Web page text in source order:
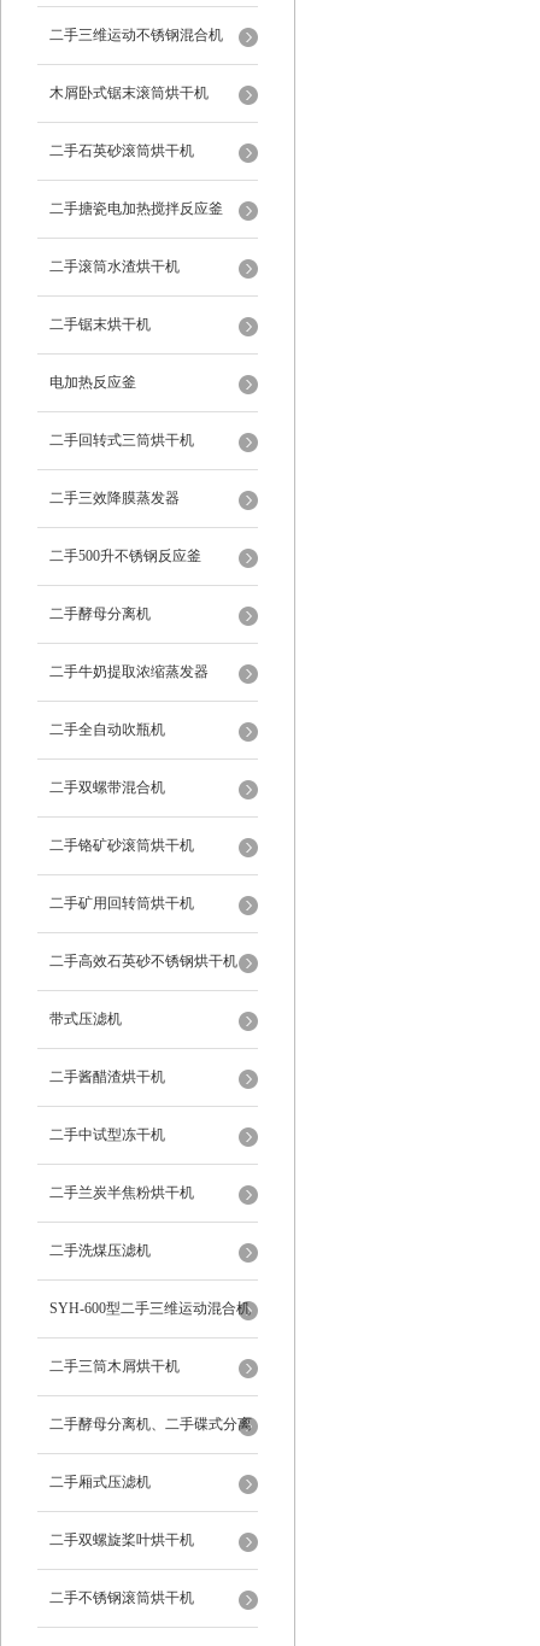
二手三维运动不锈钢混合机
木屑卧式锯末滚筒烘干机
二手石英砂滚筒烘干机
二手搪瓷电加热搅拌反应釜
二手滚筒水渣烘干机
二手锯末烘干机
电加热反应釜
二手回转式三筒烘干机
二手三效降膜蒸发器
二手500升不锈钢反应釜
二手酵母分离机
二手牛奶提取浓缩蒸发器
二手全自动吹瓶机
二手双螺带混合机
二手铬矿砂滚筒烘干机
二手矿用回转筒烘干机
二手高效石英砂不锈钢烘干机
带式压滤机
二手酱醋渣烘干机
二手中试型冻干机
二手兰炭半焦粉烘干机
二手洗煤压滤机
SYH-600型二手三维运动混合机
二手三筒木屑烘干机
二手酵母分离机、二手碟式分离
机
二手厢式压滤机
二手双螺旋桨叶烘干机
二手不锈钢滚筒烘干机